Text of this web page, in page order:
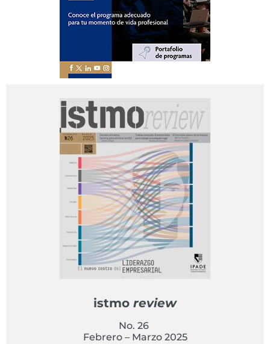
istmo review
No. 26
Febrero – Marzo 2025